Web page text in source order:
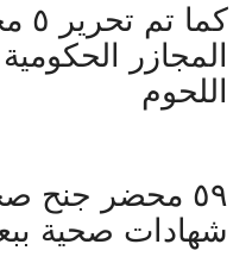
المجازر
اللحوم
٥٩ محضر جنح
شهادات صحية